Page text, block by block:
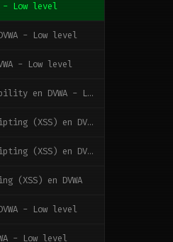
- Low level
- Low level
- Low level
Weak Session IDs Vulnerability en DVWA - Low level
DOM Based Cross Site Scripting (XSS) en DVWA
Reflected Cross Site Scripting (XSS) en DVWA
(XSS) en DVWA
- Low level
- Low level